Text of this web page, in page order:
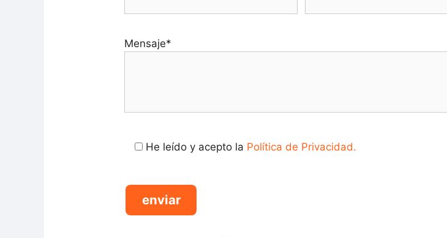
Mensaje*
He leído y acepto la Política de Privacidad.